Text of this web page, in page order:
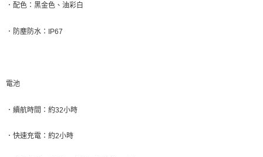
． 配色：黑金色、油彩白
． 防塵防水： IP67
電池
． 續航時間：約32小時
． 快速充電：約2小時